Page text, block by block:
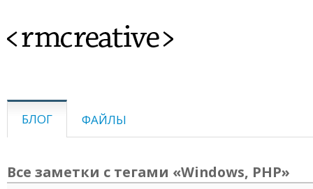
<rmcreative>
БЛОГ ФАЙЛЫ
Все заметки с тегами «Windows, PHP»